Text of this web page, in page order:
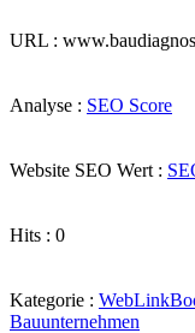
URL :
Analyse : SEO Score
Website SEO Wert :
Hits : 0
Kategorie :
Bauunternehmen